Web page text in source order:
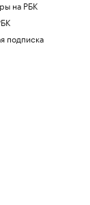
на РБК
подписка